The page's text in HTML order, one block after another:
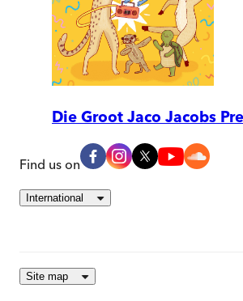
Die Groot Jaco Jacobs
Find us on
International
Site map